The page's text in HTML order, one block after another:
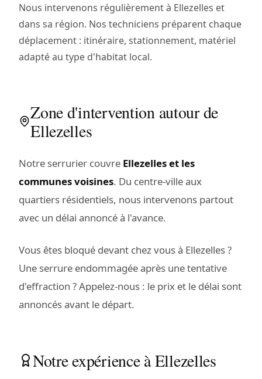
Nous intervenons régulièrement à Ellezelles et
dans sa région. Nos techniciens préparent chaque
déplacement : itinéraire, stationnement, matériel
adapté au type d'habitat local.
Zone d'intervention autour de
Ellezelles
Notre serrurier couvre Ellezelles et les
communes voisines. Du centre-ville aux
quartiers résidentiels, nous intervenons partout
avec un délai annoncé à l'avance.
Vous êtes bloqué devant chez vous à Ellezelles ?
Une serrure endommagée après une tentative
d'effraction ? Appelez-nous : le prix et le délai sont
annoncés avant le départ.
Notre expérience à Ellezelles